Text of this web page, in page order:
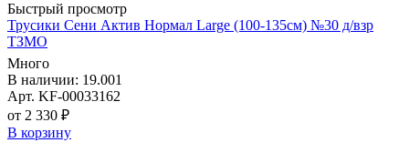
Быстрый просмотр
Трусики Сени Актив Нормал Large (100-135см) №30 д/взр
ТЗМО
Много
В наличии: 19.001
Арт. KF-00033162
от 2 330 ₽
В корзину